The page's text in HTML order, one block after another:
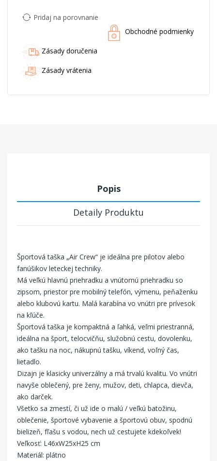
Pridaj na porovnanie
Obchodné podmienky
Zásady doručenia
Zásady vrátenia
Popis
Detaily Produktu
Športová taška „Air Crew“ je ideálna pre pilotov alebo
fanúšikov leteckej techniky.
Má veľkú hlavnú priehradku a vnútornú priehradku so
zipsom, priestor pre mobilný telefón, výmenu, peňaženku
alebo klubovú kartu. Malá karabína vo vnútri pre prívesok
na kľúče.
Športová taška je kompaktná a ľahká, veľmi priestranná,
ideálna na šport, telocvičňu, služobnú cestu, dovolenku,
ako tašku na noc, nákupnú tašku, víkend, voľný čas,
lietadlo.
Dizajn je klasicky univerzálny a má trvalú kvalitu. Vo vnútri
navyše oblečený, pre ženy, mužov, deti, chlapca, dievča,
ako darček.
Všetko sa zmestí, či už ide o malú / veľkú batožinu,
oblečenie, športové vybavenie a športovú obuv, spodnú
bielizeň, fľašu s vodou, nech už cestujete kdekoľvek!
Veľkosť: L46xW25xH25 cm
Materiál: plátno